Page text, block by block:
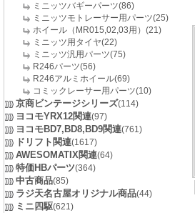
ミニッツバギーパーツ(86)
ミニッツモトレーサー用パーツ(25)
ホイール（MR015,02,03用）(21)
ミニッツ用タイヤ(22)
ミニッツ汎用パーツ(75)
R246パーツ(56)
R246アルミホイール(69)
コミックレーサー用パーツ(10)
京商ビンテージシリーズ(114)
ヨコモYRX12関連(97)
ヨコモBD7,BD8,BD9関連(761)
ドリフト関連(1617)
AWESOMATIX関連(64)
特価HBパーツ(364)
中古商品(85)
ラジ天名古屋オリジナル商品(44)
ミニ四駆(621)